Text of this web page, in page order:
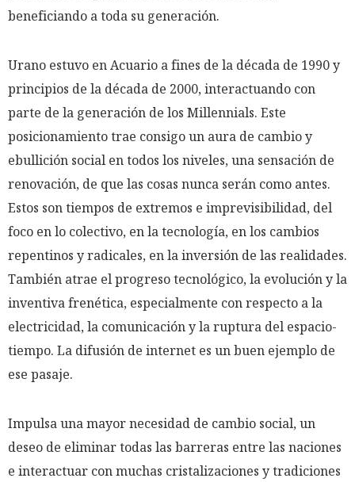
beneficiando a toda su generación.
Urano estuvo en Acuario a fines de la década de 1990 y
principios de la década de 2000, interactuando con
parte de la generación de los Millennials. Este
posicionamiento trae consigo un aura de cambio y
ebullición social en todos los niveles, una sensación de
renovación, de que las cosas nunca serán como antes.
Estos son tiempos de extremos e imprevisibilidad, del
foco en lo colectivo, en la tecnología, en los cambios
repentinos y radicales, en la inversión de las realidades.
También atrae el progreso tecnológico, la evolución y la
inventiva frenética, especialmente con respecto a la
electricidad, la comunicación y la ruptura del espacio-
tiempo. La difusión de internet es un buen ejemplo de
ese pasaje.
Impulsa una mayor necesidad de cambio social, un
deseo de eliminar todas las barreras entre las naciones
e interactuar con muchas cristalizaciones y tradiciones